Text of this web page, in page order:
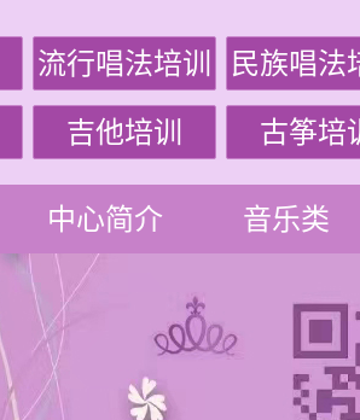
流行唱法培训 民族唱法
吉他培训 古筝培
中心简介 音乐类